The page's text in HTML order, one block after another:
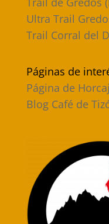
Ultra Trail
Trail Corral del
Páginas de
Página de
Blog Café de